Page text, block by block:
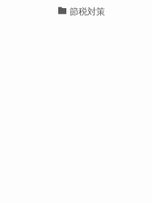
節税対策